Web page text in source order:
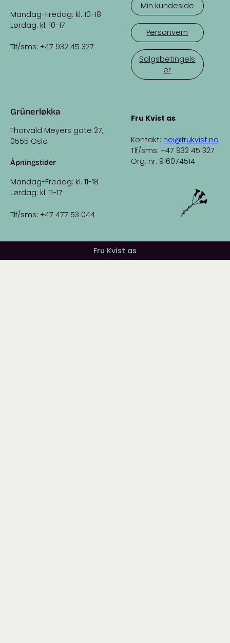
Mandag-Fredag: kl. 10-18
Lørdag: kl. 10-17
Tlf/sms: +47 932 45 327
Grünerløkka
Thorvald Meyers gate 27,
0555 Oslo
Åpningstider
Mandag-Fredag: kl. 11-18
Lørdag: kl. 11-17
Tlf/sms: +47 477 53 044
Min kundeside
Personvern
Salgsbetingels
er
Fru Kvist as
Kontakt: hei@frukvist.no
Tlf/sms: +47 932 45 327
Org. nr. 916074514
Fru Kvist as